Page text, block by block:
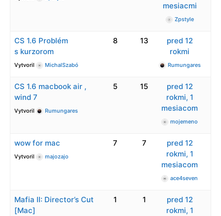
mesiacmi
Zpstyle
CS 1.6 Problém
s kurzorom
Vytvoril MichalSzabó
8 13
pred 12
rokmi
Rumungares
CS 1.6 macbook air ,
wind 7
Vytvoril Rumungares
5 15
pred 12
rokmi, 1
mesiacom
mojemeno
wow for mac
Vytvoril majozajo
7 7
pred 12
rokmi, 1
mesiacom
ace4seven
Mafia II: Director’s Cut
[Mac]
1 1
pred 12
rokmi, 1